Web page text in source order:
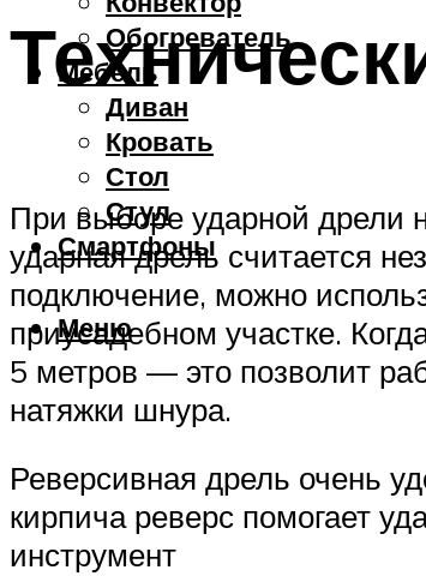
Обогреватель
Мебель
Диван
Кровать
Стол
Стул
Смартфоны
Меню
При выборе ударной дрели
ударная дрель считается
подключение, можно
приусадебном участке.
5 метров — это позволит
натяжки шнура.
Реверсивная дрель очень
кирпича реверс помогает
инструмент